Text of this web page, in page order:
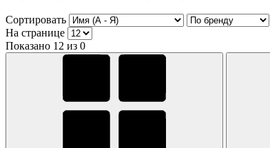
Сортировать
На странице
Показано 12 из 0